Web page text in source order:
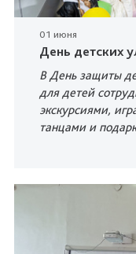
01 июня
День детских
В День защиты
для детей
экскурсиями,
танцами и